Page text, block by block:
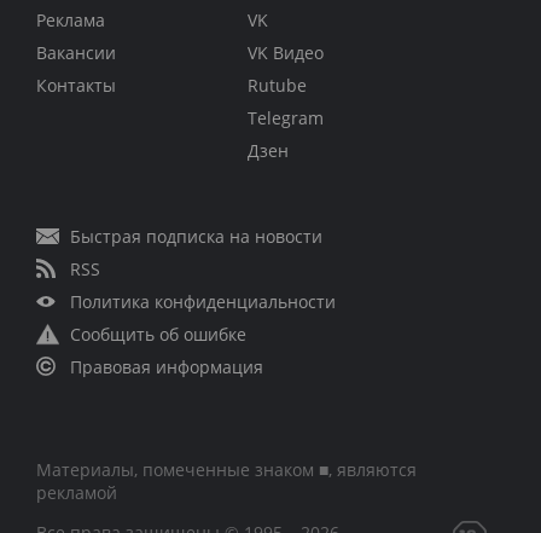
Реклама
Вакансии
Контакты
VK
VK Видео
Rutube
Telegram
Дзен
Быстрая подписка на новости
RSS
Политика конфиденциальности
Сообщить об ошибке
Правовая информация
Материалы, помеченные знаком ■, являются
рекламой